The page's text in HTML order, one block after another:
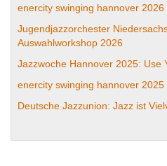
enercity swinging hannover 2026
Jugendjazzorchester
Auswahlworkshop 2026
Jazzwoche Hannover 2025: Use
enercity swinging hannover 2025
Deutsche Jazzunion: Jazz ist